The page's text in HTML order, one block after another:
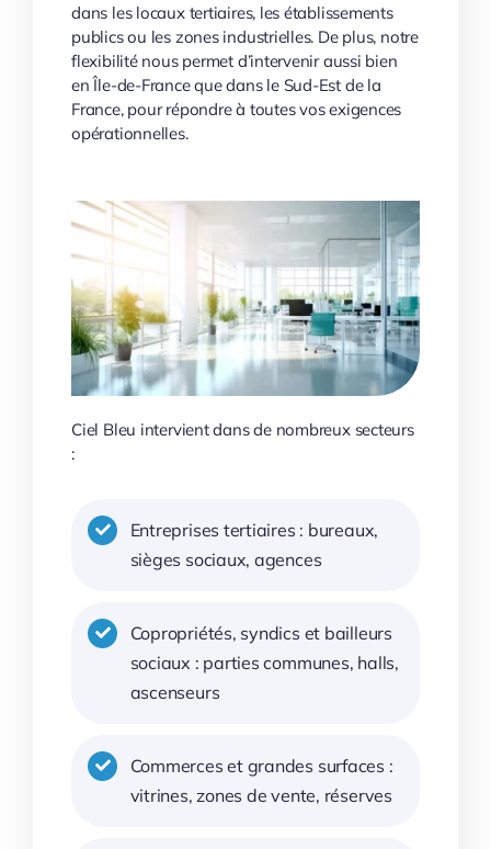
dans les locaux tertiaires, les établissements
publics ou les zones industrielles. De plus, notre
flexibilité nous permet d’intervenir aussi bien
en Île-de-France que dans le Sud-Est de la
France, pour répondre à toutes vos exigences
opérationnelles.
Ciel Bleu intervient dans de nombreux secteurs
:
Entreprises tertiaires : bureaux,
sièges sociaux, agences
Copropriétés, syndics et bailleurs
sociaux : parties communes, halls,
ascenseurs
Commerces et grandes surfaces :
vitrines, zones de vente, réserves